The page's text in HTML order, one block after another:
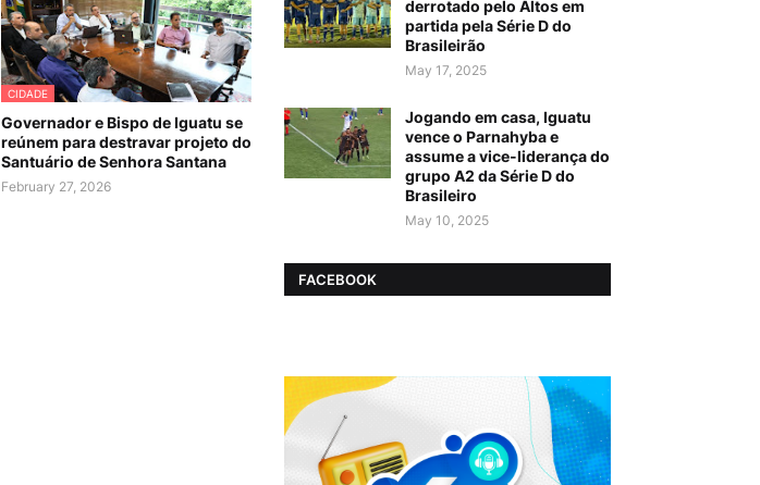
CIDADE
Governador e Bispo de Iguatu se
reúnem para destravar projeto do
Santuário de Senhora Santana
February 27, 2026
derrotado pelo Altos em
partida pela Série D do
Brasileirão
May 17, 2025
Jogando em casa, Iguatu
vence o Parnahyba e
assume a vice-liderança do
grupo A2 da Série D do
Brasileiro
May 10, 2025
FACEBOOK